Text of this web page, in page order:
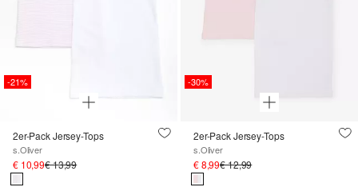
-21%
2er-Pack Jersey-Tops
s.Oliver
€ 10,99€ 13,99
-30%
2er-Pack Jersey-Tops
s.Oliver
€ 8,99€ 12,99